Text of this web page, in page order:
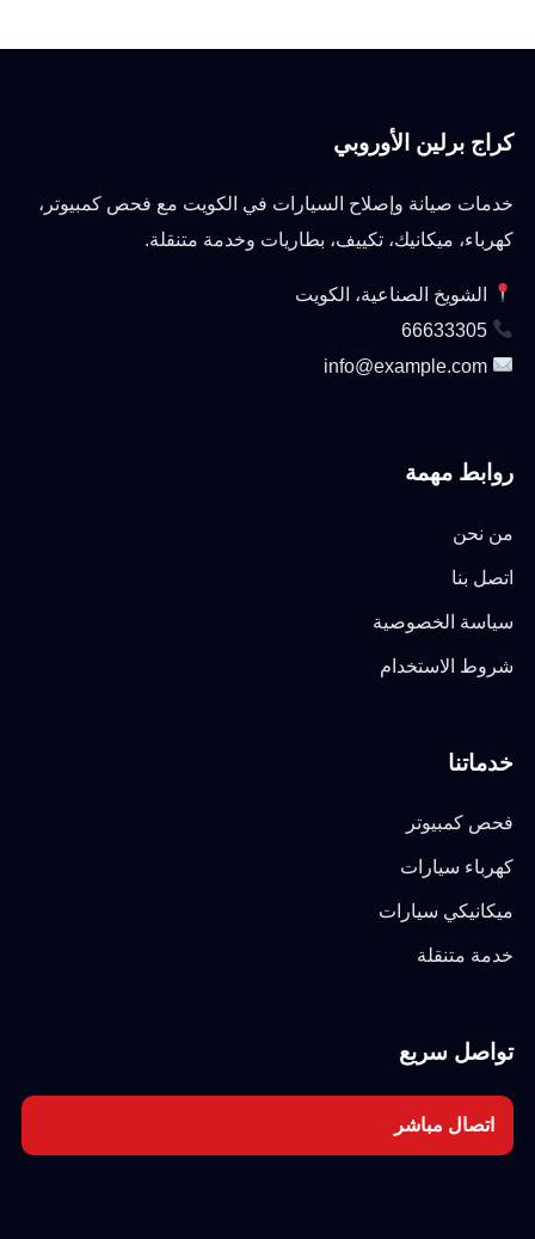
كراج برلين الأوروبي
خدمات صيانة وإصلاح السيارات في الكويت مع فحص كمبيوتر،
كهرباء، ميكانيك، تكييف، بطاريات وخدمة متنقلة.
الشويخ الصناعية، الكويت
66633305
info@example.com
روابط مهمة
من نحن
اتصل بنا
سياسة الخصوصية
شروط الاستخدام
خدماتنا
فحص كمبيوتر
كهرباء سيارات
ميكانيكي سيارات
خدمة متنقلة
تواصل سريع
اتصال مباشر